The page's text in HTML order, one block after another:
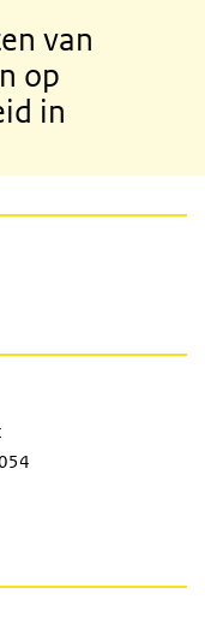
van
op
in